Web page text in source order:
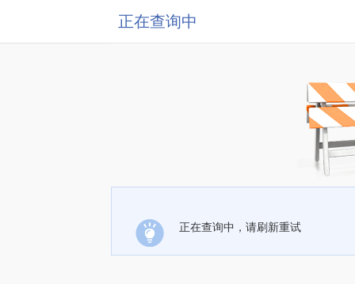
正在查询中
正在查询中，请刷新重试